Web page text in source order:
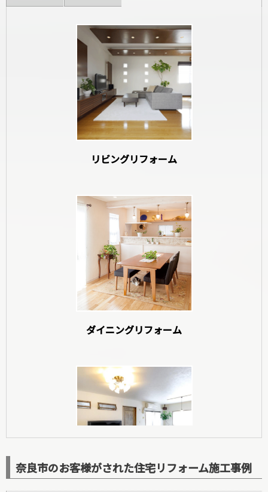
和室リフォーム
寝室リフォーム
リビングリフォーム
ダイニングリフォーム
奈良市のお客様がされた住宅リフォーム施工事例